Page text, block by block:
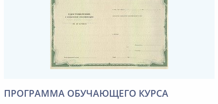
ПРОГРАММА ОБУЧАЮЩЕГО КУРСА